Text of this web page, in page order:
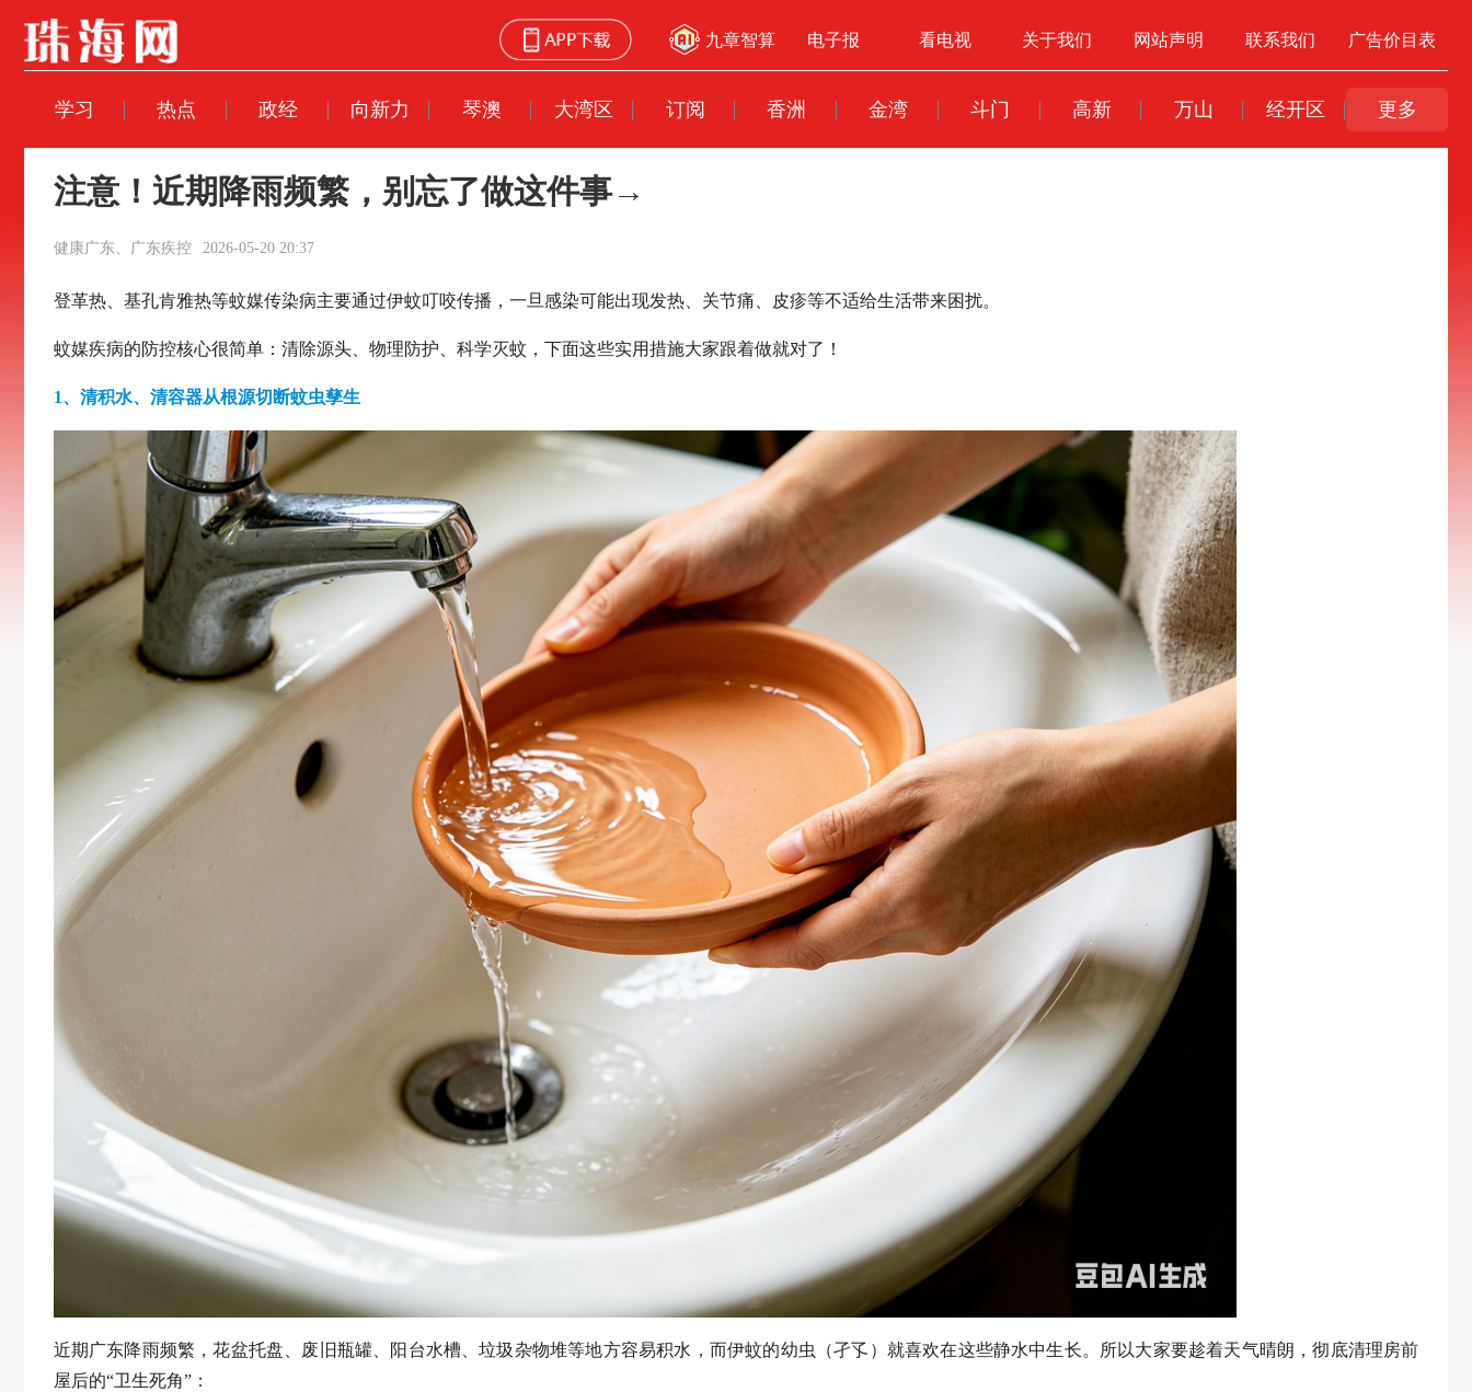
九章智算 电子报 看电视 关于我们 网站声明 联系我们 广告价目表
学习 热点 政经 向新力 琴澳 大湾区 订阅 香洲 金湾 斗门 高新 万山 经开区 更多
注意！近期降雨频繁，别忘了做这件事→
健康广东、广东疾控 2026-05-20 20:37
登革热、基孔肯雅热等蚊媒传染病主要通过伊蚊叮咬传播，一旦感染可能出现发热、关节痛、皮疹等不适给生活带来困扰。
蚊媒疾病的防控核心很简单：清除源头、物理防护、科学灭蚊，下面这些实用措施大家跟着做就对了！
1、清积水、清容器从根源切断蚊虫孳生
近期广东降雨频繁，花盆托盘、废旧瓶罐、阳台水槽、垃圾杂物堆等地方容易积水，而伊蚊的幼虫（孑孓）就喜欢在这些静水中生长。所以大家要趁着天气晴朗，彻底清理房前
屋后的“卫生死角”：